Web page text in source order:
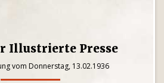
Illustrierte Presse
vom Donnerstag, 13.02.1936